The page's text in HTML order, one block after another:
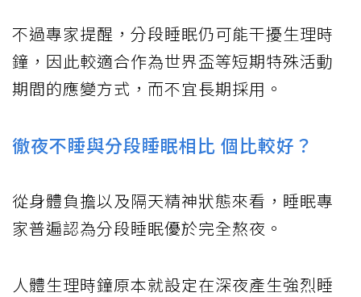
不過專家提醒，分段睡眠仍可能干擾生理時
鐘，因此較適合作為世界盃等短期特殊活動
期間的應變方式，而不宜長期採用。
徹夜不睡與分段睡眠相比 個比較好？
從身體負擔以及隔天精神狀態來看，睡眠專
家普遍認為分段睡眠優於完全熬夜。
人體生理時鐘原本就設定在深夜產生強烈睡